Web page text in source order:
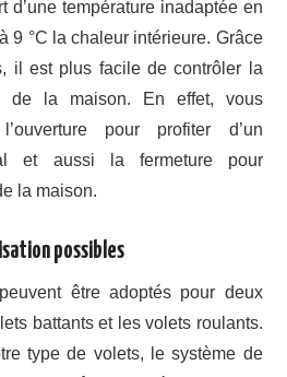
d’une température inadaptée en
9 °C la chaleur intérieure. Grâce
il est plus facile de contrôler la
de la maison. En effet, vous
pour profiter d’un
et aussi la fermeture pour
la maison.
possibles
être adoptés pour deux
battants et les volets roulants.
type de volets, le système de